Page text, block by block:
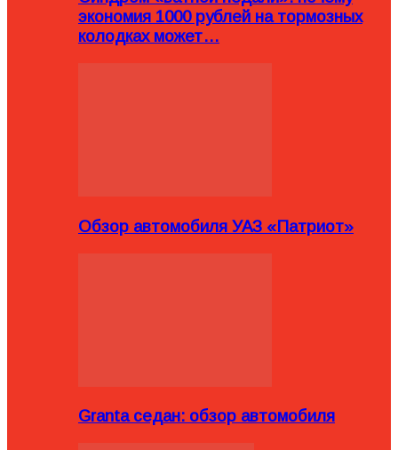
экономия 1000 рублей на тормозных
колодках может…
Обзор автомобиля УАЗ «Патриот»
Granta седан: обзор автомобиля